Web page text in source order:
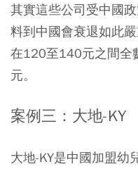
其實這些公司受中國
料到中國會衰退如此
在120至140元之間全
元。
案例三：大地-KY
大地-KY是中國加盟幼